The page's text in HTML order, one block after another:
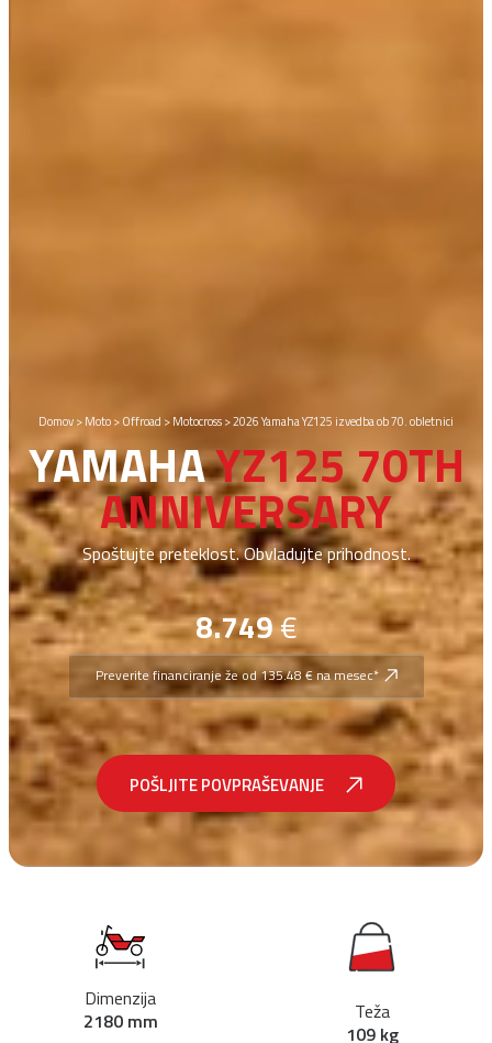
Domov>Moto>Offroad >Motocross>2026 Yamaha YZ125 izvedba ob 70. obletnici
YAMAHAYZ125 70TH
ANNIVERSARY
Spoštujte preteklost. Obvladujte prihodnost.
8.749€
Preverite financiranje že od 135.48 € na mesec*
POŠLJITE POVPRAŠEVANJE
Dimenzija
2180 mm
Teža
109 kg